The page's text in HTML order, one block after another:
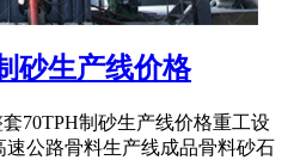
砂生产线价格
70TPH制砂生产线价格重工设
公路骨料生产线成品骨料砂石